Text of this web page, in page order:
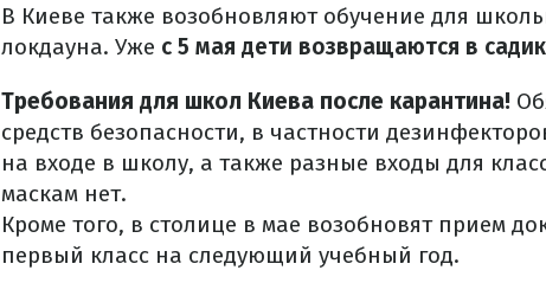
В Киеве также возобновляют обучение для
локдауна. Уже с 5 мая дети возвращаются в
Требования для школ Киева после карантина!
средств безопасности, в частности
на входе в школу, а также разные входы для
маскам нет.
Кроме того, в столице в мае возобновят прием
первый класс на следующий учебный год.